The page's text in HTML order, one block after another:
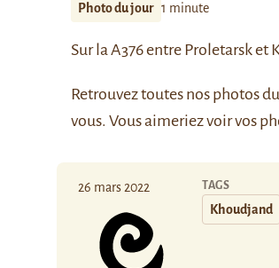
Photo du jour 1 minute
Sur la A376 entre Proletarsk
Retrouveztoutes nos photos
vous. Vous aimeriez voir vos
26 mars 2022 TAGS
Khoudjand